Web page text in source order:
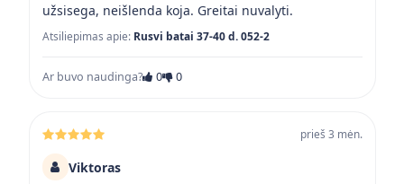
užsisega, neišlenda koja. Greitai nuvalyti.
Atsiliepimas apie: Rusvi batai 37-40 d. 052-2
Ar buvo naudinga? 0 0
prieš 3 mėn.
Viktoras